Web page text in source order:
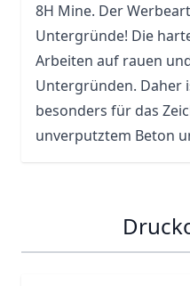
8H Mine. Der
Untergründe! Die
Arbeiten auf rauen
Untergründen. Daher
besonders für das
unverputztem Beton